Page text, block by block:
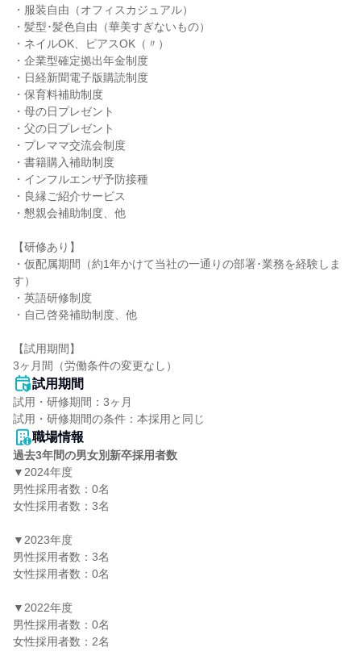
・服装自由（オフィスカジュアル）
・髪型･髪色自由（華美すぎないもの）
・ネイルOK、ピアスOK（〃）
・企業型確定拠出年金制度
・日経新聞電子版購読制度
・保育料補助制度
・母の日プレゼント
・父の日プレゼント
・プレママ交流会制度
・書籍購入補助制度
・インフルエンザ予防接種
・良縁ご紹介サービス
・懇親会補助制度、他
【研修あり】
・仮配属期間（約1年かけて当社の一通りの部署･業務を経験しま
す）
・英語研修制度
・自己啓発補助制度、他
【試用期間】
3ヶ月間（労働条件の変更なし）
試用期間
試用・研修期間：3ヶ月
職場情報
過去3年間の男女別新卒採用者数
▼2024年度
男性採用者数：0名
女性採用者数：3名
▼2023年度
男性採用者数：3名
女性採用者数：0名
▼2022年度
男性採用者数：0名
女性採用者数：2名